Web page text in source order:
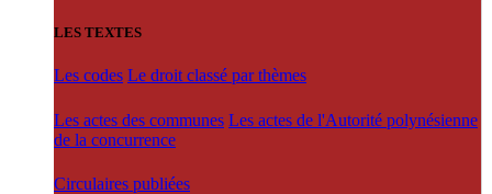
LES TEXTES
Les codes Le droit classé par thèmes
Les actes des communes Les actes de l'Autorité polynésienne
de la concurrence
Circulaires publiées